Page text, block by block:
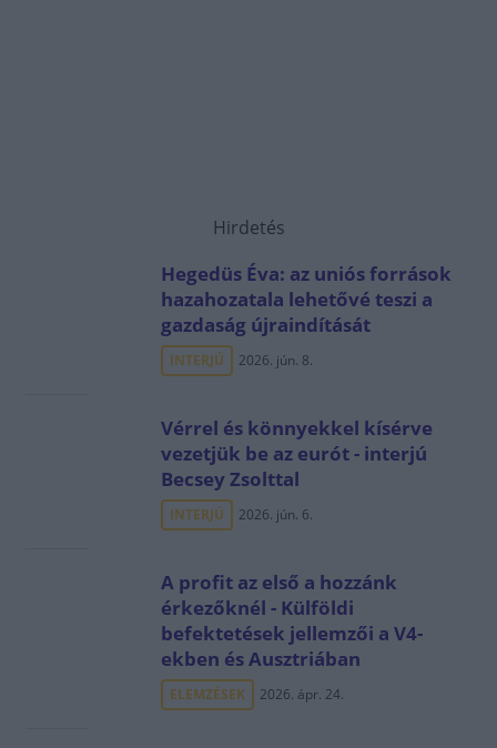
Hirdetés
Hegedüs Éva: az uniós források
hazahozatala lehetővé teszi a
gazdaság újraindítását
INTERJÚ 2026. jún. 8.
Vérrel és könnyekkel kísérve
vezetjük be az eurót - interjú
Becsey Zsolttal
INTERJÚ 2026. jún. 6.
A profit az első a hozzánk
érkezőknél - Külföldi
befektetések jellemzői a V4-
ekben és Ausztriában
ELEMZÉSEK 2026. ápr. 24.